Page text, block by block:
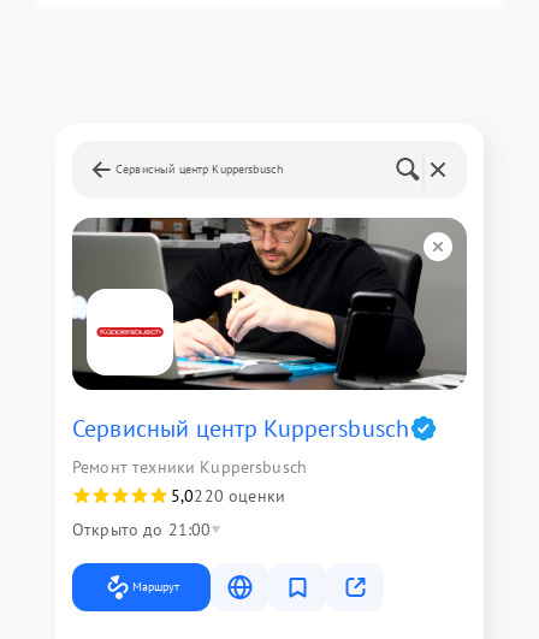
Сервисный центр Kuppersbusch
Сервисный центр Kuppersbusch
Ремонт техники Kuppersbusch
5,0220 оценки
Открыто до 21:00
Маршрут